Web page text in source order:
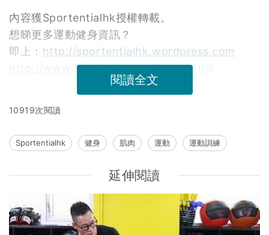
內容獲Sportentialhk授權轉載。
想睇更多運動健身資訊？
即上： http://sportentialhk.wordpress.com
http://www.facebook.com/sportential
閱讀全文
10919次閱讀
Sportentialhk 健身 肌肉 運動 運動訓練
延伸閱讀